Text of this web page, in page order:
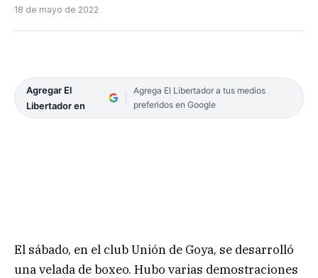
18 de mayo de 2022
Agregar El
Libertador en
Agrega El Libertador a tus medios
preferidos en Google
El sábado, en el club Unión de Goya, se desarrolló
una velada de boxeo. Hubo varias demostraciones